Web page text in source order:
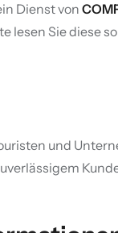
Dienst von
lesen Sie diese
und